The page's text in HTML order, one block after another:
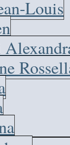
Louis